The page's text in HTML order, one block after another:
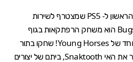
הוא המשחק הראשון ל- PS5 שמצטרף לשירות
הפלייסטיישן פלוס. Bugsnax הוא משחק הרפתקאות בגוף
ראשון מקסים וגחמני במיוחד של Young Horses! שחקו בתור
עיתונאי חוקר שיצא לחקור את האי Snaktooth, ביתם של יצורים